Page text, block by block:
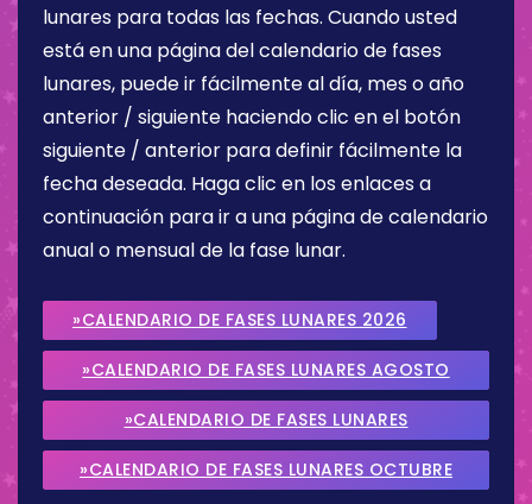
lunares para todas las fechas. Cuando usted
está en una página del calendario de fases
lunares, puede ir fácilmente al día, mes o año
anterior / siguiente haciendo clic en el botón
siguiente / anterior para definir fácilmente la
fecha deseada. Haga clic en los enlaces a
continuación para ir a una página de calendario
anual o mensual de la fase lunar.
»CALENDARIO DE FASES LUNARES 2026
»CALENDARIO DE FASES LUNARES AGOSTO
2026
»CALENDARIO DE FASES LUNARES
SEPTIEMBRE 2026
»CALENDARIO DE FASES LUNARES OCTUBRE